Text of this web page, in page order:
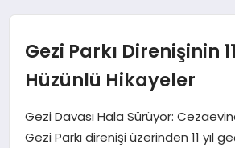
BILIM & TEKNOLOJI
EĞITIM
GÜNDEM
Gezi Parkı Direnişinin
Hüzünlü Hikayeler
Gezi Davası Hala Sürüyor:
Gezi Parkı direnişi üzerinden 11 yıl